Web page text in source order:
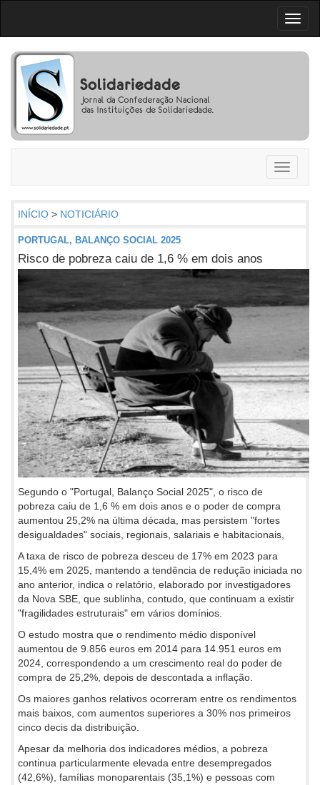
Toggle
INÍCIO > NOTICIÁRIO
PORTUGAL, BALANÇO SOCIAL 2025
Risco de pobreza caiu de 1,6 % em dois anos
Segundo o "Portugal, Balanço Social 2025", o risco de
pobreza caiu de 1,6 % em dois anos e o poder de compra
aumentou 25,2% na última década, mas persistem "fortes
desigualdades" sociais, regionais, salariais e habitacionais,
A taxa de risco de pobreza desceu de 17% em 2023 para
15,4% em 2025, mantendo a tendência de redução iniciada no
ano anterior, indica o relatório, elaborado por investigadores
da Nova SBE, que sublinha, contudo, que continuam a existir
"fragilidades estruturais" em vários domínios.
O estudo mostra que o rendimento médio disponível
aumentou de 9.856 euros em 2014 para 14.951 euros em
2024, correspondendo a um crescimento real do poder de
compra de 25,2%, depois de descontada a inflação.
Os maiores ganhos relativos ocorreram entre os rendimentos
mais baixos, com aumentos superiores a 30% nos primeiros
cinco decis da distribuição.
Apesar da melhoria dos indicadores médios, a pobreza
continua particularmente elevada entre desempregados
(42,6%), famílias monoparentais (35,1%) e pessoas com